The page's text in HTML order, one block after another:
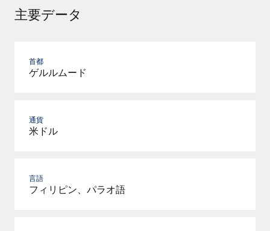
主要データ
首都
ゲルルムード
通貨
米ドル
言語
フィリピン、パラオ語